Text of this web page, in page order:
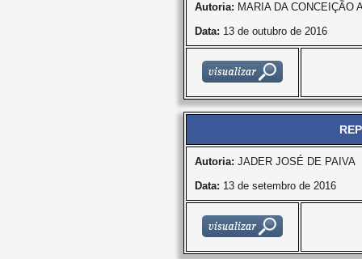
Autoria: MARIA DA CONCEIÇÃO
Data: 13 de outubro de 2016
Autoria: JADER JOSÉ DE PAIVA
Data: 13 de setembro de 2016